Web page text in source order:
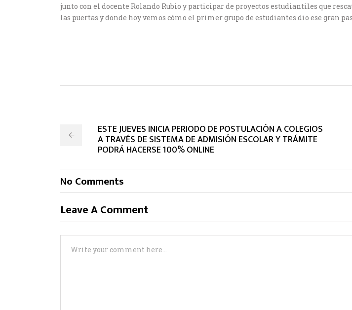
junto con el docente Rolando Rubio y participar de proyectos estudiantiles que
las puertas y donde hoy vemos cómo el primer grupo de estudiantes dio ese gran
ESTE JUEVES INICIA PERIODO DE POSTULACIÓN A COLEGIOS
A TRAVÉS DE SISTEMA DE ADMISIÓN ESCOLAR Y TRÁMITE
PODRÁ HACERSE 100% ONLINE
No Comments
Leave A Comment